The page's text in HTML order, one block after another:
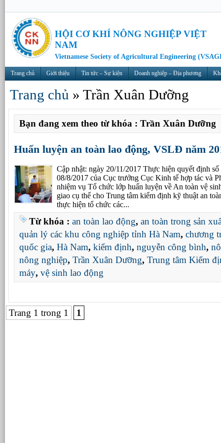
HỘI CƠ KHÍ NÔNG NGHIỆP VIỆT
NAM
Vietnamese Society of Agricultural Engineering
Trang chủ Giới thiệu Tin tức – Sự kiện Doanh nghiệp – Địa phương
Trang chủ » Trần Xuân Dưỡng
Bạn đang xem theo từ khóa : Trần Xuân Dưỡng
Huấn luyện an toàn lao động, VSLĐ năm
Cập nhật: ngày 20/11/2017 Thực hiện quyết định
08/8/2017 của Cục trưởng Cục Kinh tế hợp tác và
nhiệm vụ Tổ chức lớp huấn luyện về An toàn vệ
giao cụ thể cho Trung tâm kiểm định kỹ thuật an
thực hiện tổ chức các...
Từ khóa : an toàn lao động, an toàn trong sản
quản lý các khu công nghiệp tỉnh Hà Nam, chương
quốc gia, Hà Nam, kiểm định, nguyễn công bình,
nông nghiệp, Trần Xuân Dưỡng, Trung tâm Kiểm
máy, vệ sinh lao động
Trang 1 trong 1 1